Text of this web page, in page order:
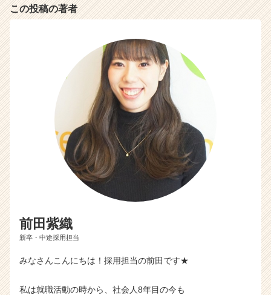
この投稿の著者
前田紫織
新卒・中途採用担当
みなさんこんにちは！採用担当の前田です★
私は就職活動の時から、社会人8年目の今も